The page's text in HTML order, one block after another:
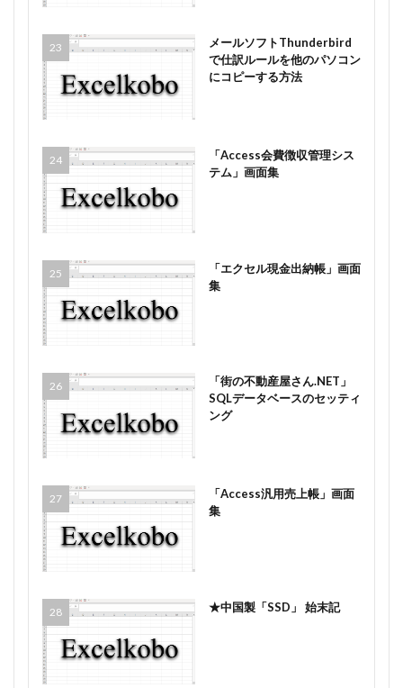
メールソフトThunderbird
で仕訳ルールを他のパソコン
にコピーする方法
「Access会費徴収管理シス
テム」画面集
「エクセル現金出納帳」画面
集
「街の不動産屋さん.NET」
SQLデータベースのセッティ
ング
「Access汎用売上帳」画面
集
★中国製「SSD」 始末記